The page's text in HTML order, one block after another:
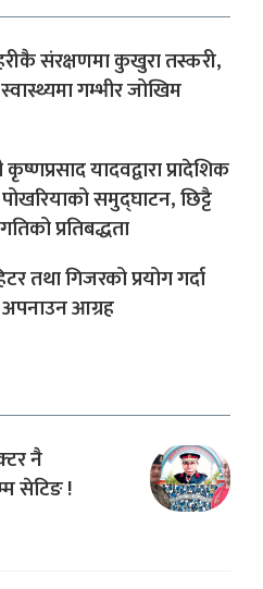
संरक्षणमा कुखुरा तस्करी,
गम्भीर जोखिम
यादवद्वारा प्रादेशिक
समुद्घाटन, छिट्टै
प्रतिबद्धता
तथा गिजरको प्रयोग गर्दा
आग्रह
नै
सेटिङ !